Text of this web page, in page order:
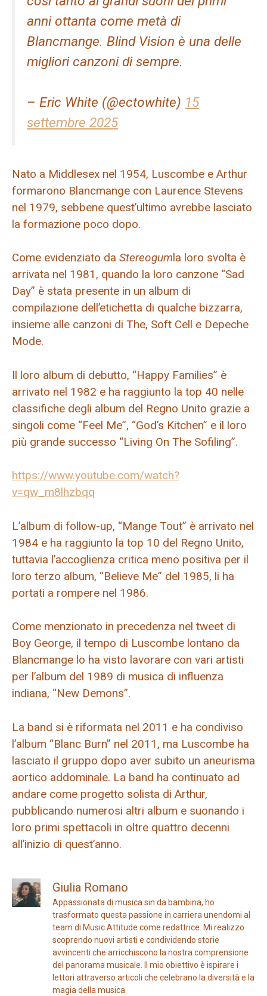
anni ottanta come metà di
Blancmange. Blind Vision è una delle
migliori canzoni di sempre.
– Eric White (@ectowhite) 15
settembre 2025
Nato a Middlesex nel 1954, Luscombe e Arthur
formarono Blancmange con Laurence Stevens
nel 1979, sebbene quest’ultimo avrebbe lasciato
la formazione poco dopo.
Come evidenziato da Stereogumla loro svolta è
arrivata nel 1981, quando la loro canzone “Sad
Day” è stata presente in un album di
compilazione dell’etichetta di qualche bizzarra,
insieme alle canzoni di The, Soft Cell e Depeche
Mode.
Il loro album di debutto, “Happy Families” è
arrivato nel 1982 e ha raggiunto la top 40 nelle
classifiche degli album del Regno Unito grazie a
singoli come “Feel Me”, “God’s Kitchen” e il loro
più grande successo “Living On The Sofiling”.
https://www.youtube.com/watch?
v=qw_m8lhzbqq
L’album di follow-up, “Mange Tout” è arrivato nel
1984 e ha raggiunto la top 10 del Regno Unito,
tuttavia l’accoglienza critica meno positiva per il
loro terzo album, “Believe Me” del 1985, li ha
portati a rompere nel 1986.
Come menzionato in precedenza nel tweet di
Boy George, il tempo di Luscombe lontano da
Blancmange lo ha visto lavorare con vari artisti
per l’album del 1989 di musica di influenza
indiana, “New Demons”.
La band si è riformata nel 2011 e ha condiviso
l’album “Blanc Burn” nel 2011, ma Luscombe ha
lasciato il gruppo dopo aver subito un aneurisma
aortico addominale. La band ha continuato ad
andare come progetto solista di Arthur,
pubblicando numerosi altri album e suonando i
loro primi spettacoli in oltre quattro decenni
all’inizio di quest’anno.
Giulia Romano
Appassionata di musica sin da bambina, ho
trasformato questa passione in carriera unendomi al
team di Music Attitude come redattrice. Mi realizzo
scoprendo nuovi artisti e condividendo storie
avvincenti che arricchiscono la nostra comprensione
del panorama musicale. Il mio obiettivo è ispirare i
lettori attraverso articoli che celebrano la diversità e la
magia della musica.